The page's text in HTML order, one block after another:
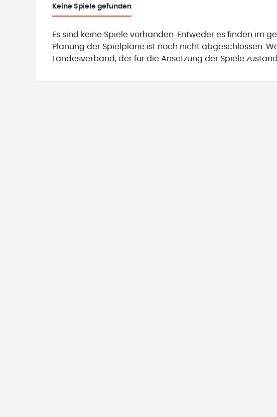
Keine Spiele gefunden
Es sind keine Spiele vorhanden. Entweder es finden im
Planung der Spielpläne ist noch nicht abgeschlossen.
Landesverband, der für die Ansetzung der Spiele